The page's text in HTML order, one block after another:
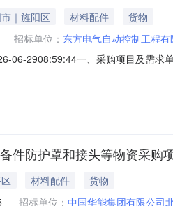
｜旌阳区 材料配件
货物
招标单位： 东方电气自动控制工程有
06-2908:59:44一、采购项目及需求
东方电气采购管理平台网址：，登录
件防护罩和接头等物资采购
材料配件
货物
招标单位： 中国华能集团有限公司